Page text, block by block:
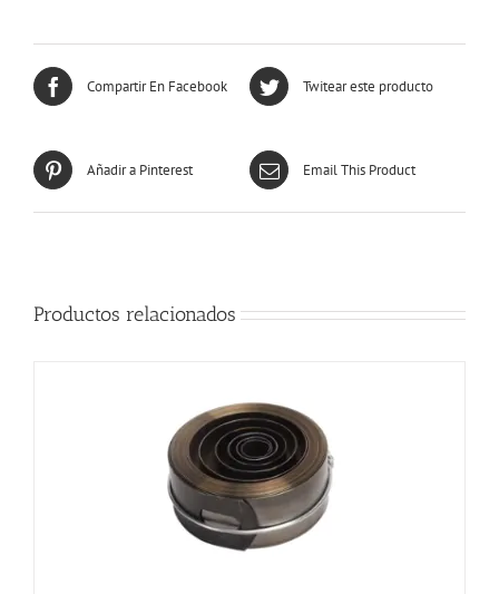
Compartir En Facebook Twitear este producto
Añadir a Pinterest Email This Product
Productos relacionados